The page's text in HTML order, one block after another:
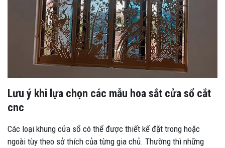
Lưu ý khi lựa chọn các mẫu hoa sắt cửa sổ cắt
cnc
Các loại khung cửa sổ có thể được thiết kế đặt trong hoặc
ngoài tùy theo sở thích của từng gia chủ. Thường thì những